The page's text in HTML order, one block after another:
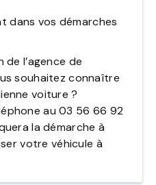
dans vos démarches
l’agence de
souhaitez connaître
voiture ?
au 03 56 66 92
la démarche à
votre véhicule à